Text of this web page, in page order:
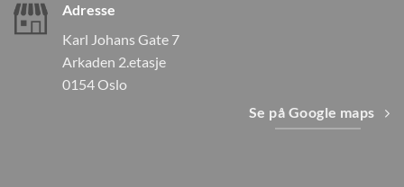
Adresse
Karl Johans Gate 7
Arkaden 2.etasje
0154 Oslo
Se på Google maps